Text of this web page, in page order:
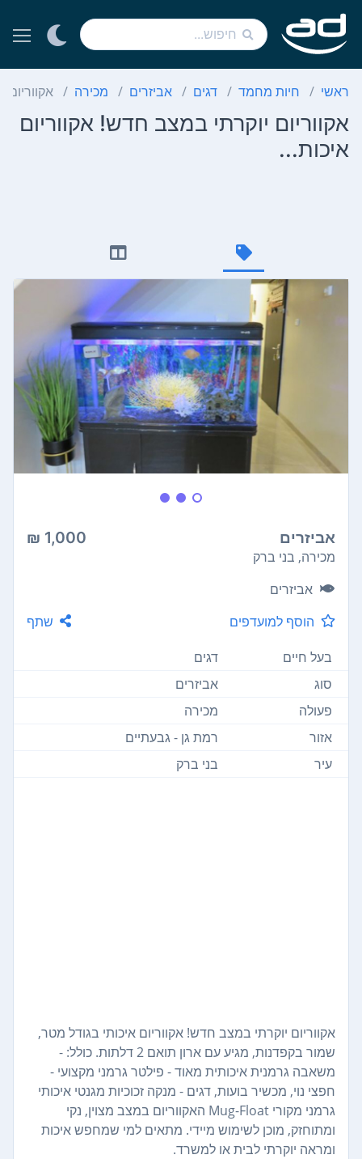
ראשי חיות מחמד דגים אביזרים מכירה
אקווריום יוקרתי במצב חדש! אקווריום
איכות...
אביזרים 1,000 ₪
מכירה, בני ברק
אביזרים
הוסף למועדפים
שתף
בעל חיים
דגים
סוג
אביזרים
פעולה
מכירה
אזור
רמת גן - גבעתיים
עיר
בני ברק
אקווריום יוקרתי במצב חדש! אקווריום איכותי בגודל מטר,
שמור בקפדנות, מגיע עם ארון תואם 2 דלתות. כולל: -
משאבה גרמנית איכותית מאוד - פילטר גרמני מקצועי -
חפצי נוי, מכשיר בועות, דגים - מנקה זכוכיות מגנטי איכותי
גרמני מקורי Mug-Float האקווריום במצב מצוין, נקי
ומתוחזק, מוכן לשימוש מיידי. מתאים למי שמחפש איכות
ומראה יוקרתי לבית או למשרד.